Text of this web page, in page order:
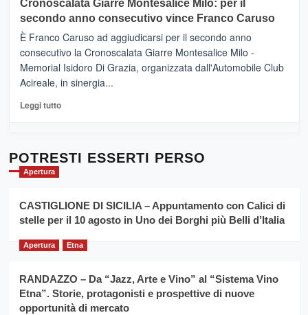
tra
sapori
vicoli
medievali
Mondello
(Palermo)
–
“E
adesso
Pasta
–
Sicilia
l’
evento
la
filiera
grano
Cronoscalata Giarre Montesalice Milo: per il
secondo anno consecutivo vince Franco Caruso
È Franco Caruso ad aggiudicarsi per il secondo anno
consecutivo la Cronoscalata Giarre Montesalice Milo -
Memorial Isidoro Di Grazia, organizzata dall'Automobile Club
Acireale, in sinergia...
Leggi tuttoLeggi
Cronoscalata
per
il
anno
Franco
Caruso
POTRESTI ESSERTI PERSO
Apertura
CASTIGLIONE DI SICILIA – Appuntamento con Calici di
stelle per il 10 agosto in Uno dei Borghi più Belli d’Italia
Apertura Etna
RANDAZZO – Da “Jazz, Arte e Vino” al “Sistema Vino
Etna”. Storie, protagonisti e prospettive di nuove
opportunità di mercato